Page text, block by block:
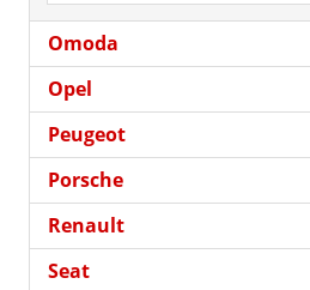
Omoda
Opel
Peugeot
Porsche
Renault
Seat